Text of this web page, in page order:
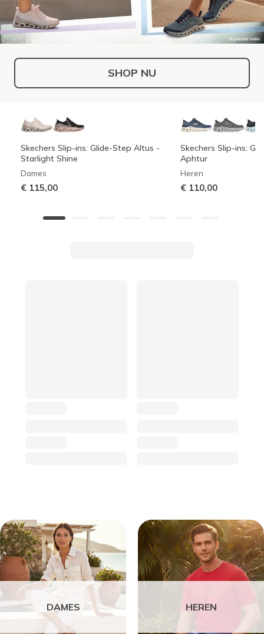
SHOP NU
Skechers Slip-ins: Glide-Step Altus -
Starlight Shine
Dames
€ 115,00
Skechers Slip-ins:
Aphtur
Heren
€ 110,00
DAMES HEREN